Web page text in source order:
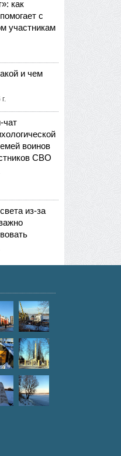
как
с
участникам
и чем
чат
воинов
СВО
из-за